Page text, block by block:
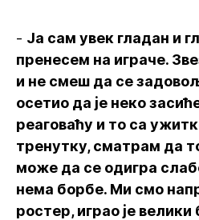
- Ја сам увек гладан и
пренесем на играче.
и не смеш да се
осетио да је неко
реаговаћу и то са
тренутку, сматрам да
може да се одигра
нема борбе. Ми смо
ростер, играо је велики